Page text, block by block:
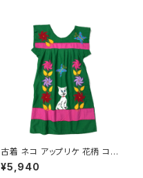
古着 ネコ アップリケ 花柄 コッ
トン ミニ丈 半袖 ワンピース 緑
(oa2607077)
¥5,940